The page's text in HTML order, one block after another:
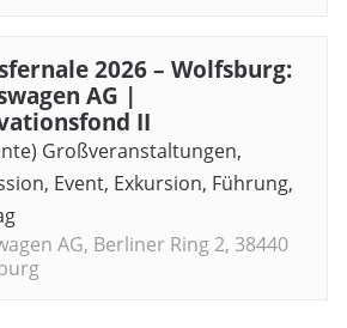
2026 – Wolfsburg:
AG |
II
Großveranstaltungen,
, Event, Exkursion, Führung,
AG, Berliner Ring 2, 38440